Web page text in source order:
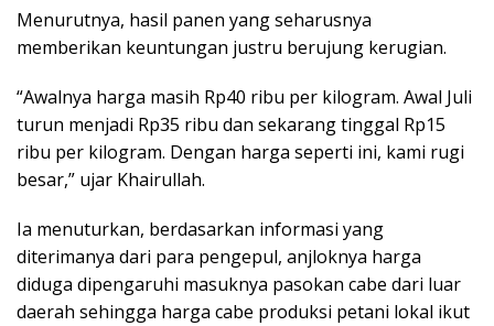
Menurutnya, hasil panen yang seharusnya
memberikan keuntungan justru berujung kerugian.
“Awalnya harga masih Rp40 ribu per kilogram. Awal Juli
turun menjadi Rp35 ribu dan sekarang tinggal Rp15
ribu per kilogram. Dengan harga seperti ini, kami rugi
besar,” ujar Khairullah.
Ia menuturkan, berdasarkan informasi yang
diterimanya dari para pengepul, anjloknya harga
diduga dipengaruhi masuknya pasokan cabe dari luar
daerah sehingga harga cabe produksi petani lokal ikut